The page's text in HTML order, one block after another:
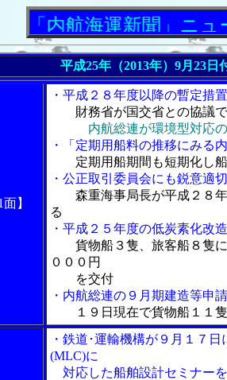
海運新聞」ニュースト
平成25年（2013年）9月23
】
・平成２８年度以降の暫定措
財務省が国交省との協議
内航総連が環境型対応
・「定期用船料の推移にみる
定期用船期間も短期化し
・公正取引委員会にも鋭意適
森重海事局長が平成２８
る
・平成２５年度の低炭素化改
貨物船３隻、旅客船８隻
０００円
を交付
・内航総連の９月期建造等申
１９日現在で貨物船１１
・鉄道･運輸機構が９月１７
(MLC)に
対応した船舶設計セミナー